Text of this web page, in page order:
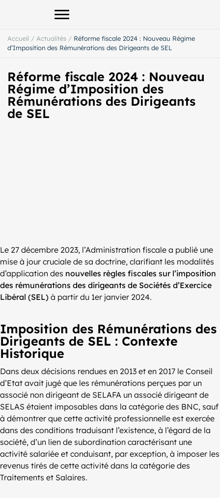
Afficher le menu principal
Accueil / Actualités / Réforme fiscale 2024 : Nouveau Régime
d’Imposition des Rémunérations des Dirigeants de SEL
Réforme fiscale 2024 : Nouveau
Régime d’Imposition des
Rémunérations des Dirigeants
de SEL
Le 27 décembre 2023, l’Administration fiscale a publié une
mise à jour cruciale de sa doctrine, clarifiant les modalités
d’application des nouvelles règles fiscales sur l’imposition
des rémunérations des dirigeants de Sociétés d’Exercice
Libéral (SEL) à partir du 1er janvier 2024.
Imposition des Rémunérations des
Dirigeants de SEL : Contexte
Historique
Dans deux décisions rendues en 2013 et en 2017 le Conseil
d’Etat avait jugé que les rémunérations perçues par un
associé non dirigeant de SELAFA un associé dirigeant de
SELAS étaient imposables dans la catégorie des BNC, sauf
à démontrer que cette activité professionnelle est exercée
dans des conditions traduisant l’existence, à l’égard de la
société, d’un lien de subordination caractérisant une
activité salariée et conduisant, par exception, à imposer les
revenus tirés de cette activité dans la catégorie des
Traitements et Salaires.